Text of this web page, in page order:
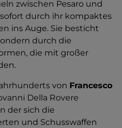
macht diesen Ort
des Zweiten Weltkriegs
sicheren Zufluchtsort
von Künstlern wie
aufbewahrt, die vor den
wurden. Aus diesem
heute als„Arche der
zwischen Pesaro und
sofort durch ihr kompaktes
ins Auge. Sie besticht
durch die
die mit großer
von Francesco
Della Rovere
der sich die
und Schusswaffen